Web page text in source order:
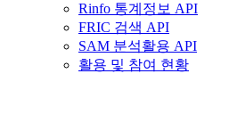
Rinfo 통계정보 API
FRIC 검색 API
SAM 분석활용 API
활용 및 참여 현황